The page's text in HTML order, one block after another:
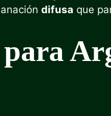
difusa que